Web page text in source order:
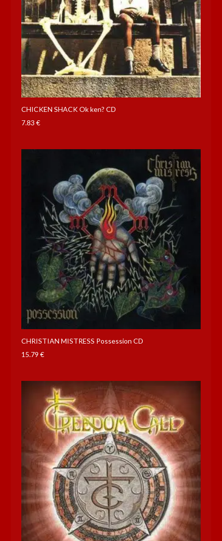
CHICKEN SHACK Ok ken? CD
7.83 €
CHRISTIAN MISTRESS Possession CD
15.79 €